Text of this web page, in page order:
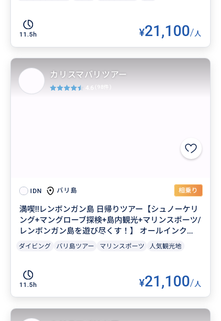
11.5h ¥21,100/人
IDN バリ島 相乗り
満喫‼️レンボンガン島 日帰りツアー【シュノーケリ
ング+マングローブ探検+島内観光+マリンスポーツ/
レンボンガン島を遊び尽くす！】 オールインク...
ダイビング バリ島ツアー マリンスポーツ 人気観光地
11.5h ¥21,100/人
カリスマバリツアー
4.6 (98件)